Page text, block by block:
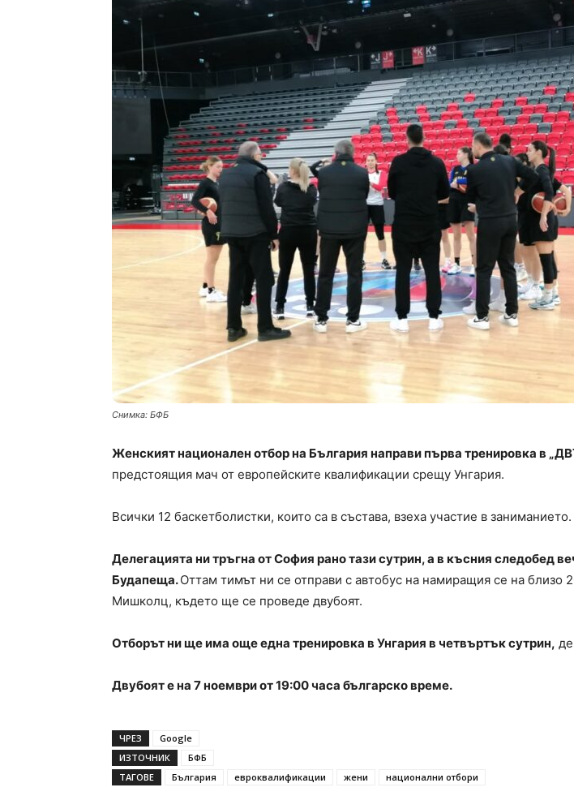
Снимка: БФБ
Женският национален отбор на България направи първа тренировка в
предстоящия мач от европейските квалификации срещу Унгария.
Всички 12 баскетболистки, които са в състава, взеха участие в заниманието.
Делегацията ни тръгна от София рано тази сутрин, а в късния следобед
Будапеща.Оттам тимът ни се отправи с автобус на намиращия се на близо
Мишколц, където ще се проведе двубоят.
Отборът ни ще има още една тренировка в Унгария в четвъртък сутрин,
Двубоят е на 7 ноември от 19:00 часа българско време.
ЧРЕЗ
Google
ИЗТОЧНИК
БФБ
ТАГОВЕ
България евроквалификации жени национални отбори